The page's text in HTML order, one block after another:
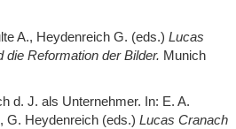
A., Heydenreich G. (eds.) Lucas
Reformation der Bilder. Munich
d. J. als Unternehmer. In: E. A.
G. Heydenreich (eds.) Lucas Cranach